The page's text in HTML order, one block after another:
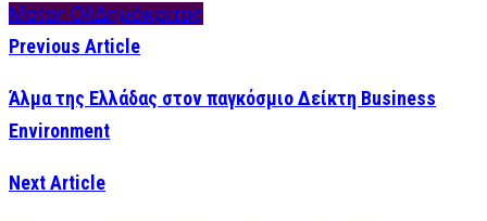
Motor OilΔημόκριτος
Previous Article
Άλμα της Ελλάδας στον παγκόσμιο Δείκτη Business
Environment
Next Article